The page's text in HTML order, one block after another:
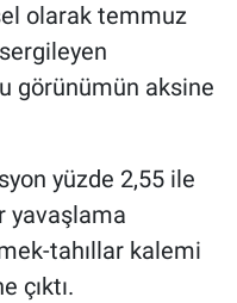
olarak temmuz
görünümün aksine
yüzde 2,55 ile
yavaşlama
tahıllar kalemi
çıktı.